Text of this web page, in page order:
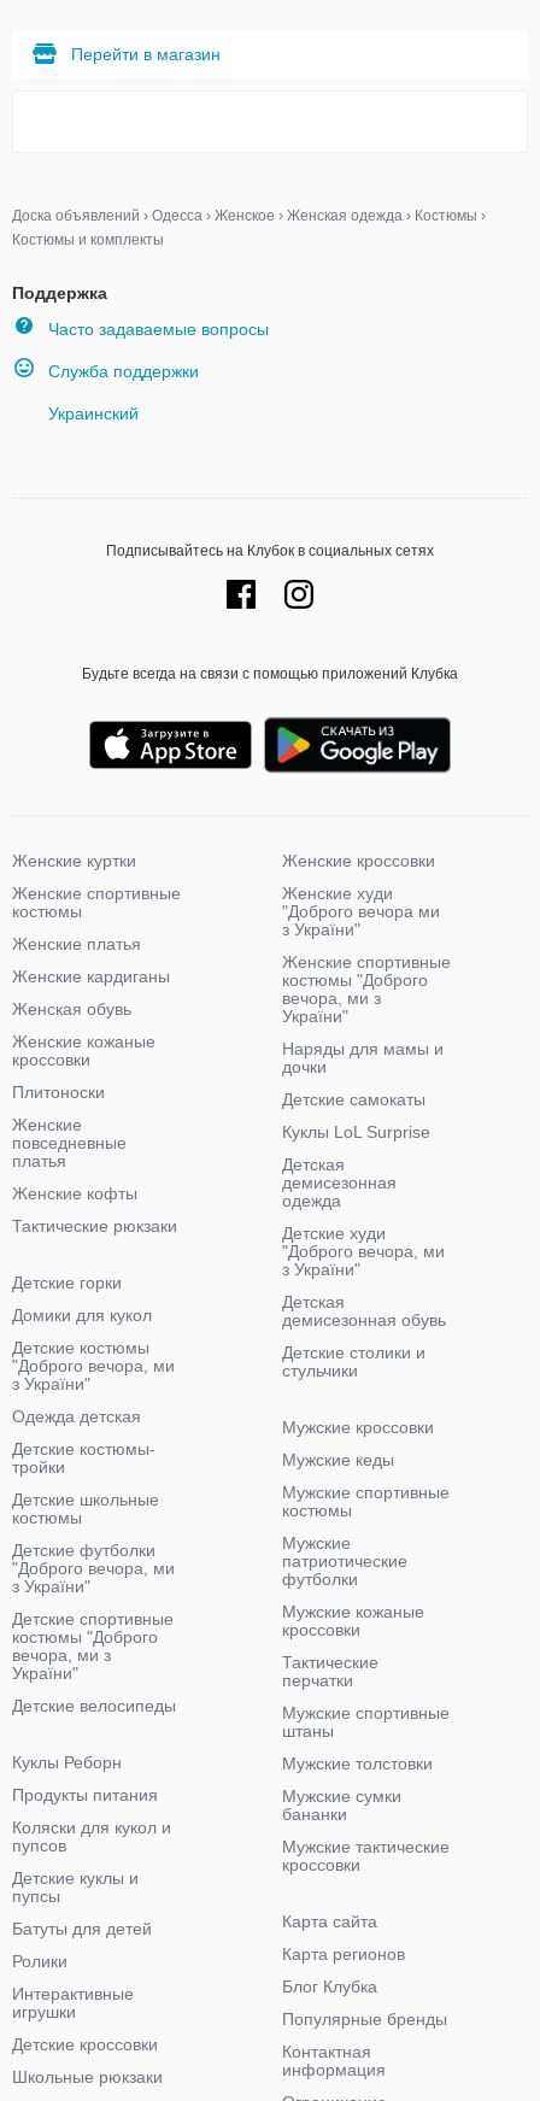
Перейти в магазин
Доска объявлений › Одесса › Женское › Женская одежда › Костюмы ›
Костюмы и комплекты
Поддержка
Часто задаваемые вопросы
Служба поддержки
Украинский
Подписывайтесь на Клубок в социальных сетях
Будьте всегда на связи с помощью приложений Клубка
Женские куртки
Женские спортивные
костюмы
Женские платья
Женские кардиганы
Женская обувь
Женские кожаные
кроссовки
Плитоноски
Женские
повседневные
платья
Женские кофты
Тактические рюкзаки
Женские кроссовки
Женские худи
"Доброго вечора ми
з України"
Женские спортивные
костюмы "Доброго
вечора, ми з
України"
Наряды для мамы и
дочки
Детские самокаты
Куклы LoL Surprise
Детская
демисезонная
одежда
Детские худи
"Доброго вечора, ми
з України"
Детская
демисезонная обувь
Детские столики и
стульчики
Детские горки
Домики для кукол
Детские костюмы
"Доброго вечора, ми
з України"
Одежда детская
Детские костюмы-
тройки
Детские школьные
костюмы
Детские футболки
"Доброго вечора, ми
з України"
Детские спортивные
костюмы "Доброго
вечора, ми з
України"
Детские велосипеды
Мужские кроссовки
Мужские кеды
Мужские спортивные
костюмы
Мужские
патриотические
футболки
Мужские кожаные
кроссовки
Тактические
перчатки
Мужские спортивные
штаны
Мужские толстовки
Мужские сумки
бананки
Мужские тактические
кроссовки
Куклы Реборн
Продукты питания
Коляски для кукол и
пупсов
Детские куклы и
пупсы
Батуты для детей
Ролики
Интерактивные
игрушки
Детские кроссовки
Школьные рюкзаки
Карта сайта
Карта регионов
Блог Клубка
Популярные бренды
Контактная
информация